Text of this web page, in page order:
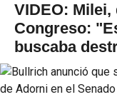
VIDEO:
Congreso:
buscaba